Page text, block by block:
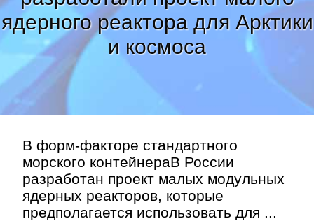
ядерного реактора для Арктики
и космоса
В форм-факторе стандартного
морского контейнераВ России
разработан проект малых модульных
ядерных реакторов, которые
предполагается использовать для ...
Рубрики»
Правила »